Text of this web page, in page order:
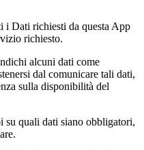
i Dati richiesti da questa App
richiesto.
alcuni dati come
dal comunicare tali dati,
sulla disponibilità del
su quali dati siano obbligatori,